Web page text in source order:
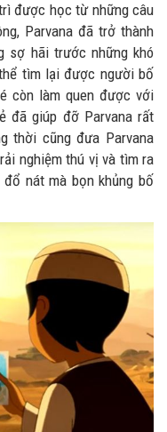
được học từ những câu
Parvana đã trở thành
sợ hãi trước những khó
tìm lại được người bố
còn làm quen được với
đã giúp đỡ Parvana rất
thời cũng đưa Parvana
nghiệm thú vị và tìm ra
nát mà bọn khủng bố